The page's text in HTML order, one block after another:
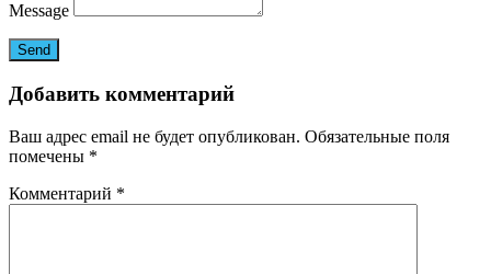
Message
Добавить комментарий
Ваш адрес email не будет опубликован. Обязательные поля
помечены *
Комментарий *